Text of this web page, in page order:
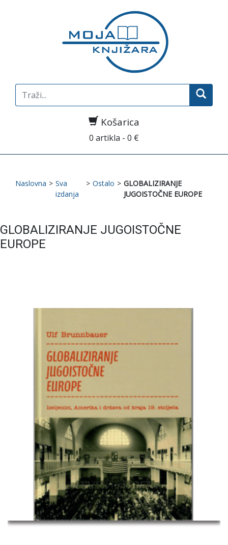
Search
for:
Košarica
0 artikla - 0 €
Naslovna > Sva
izdanja
> Ostalo > GLOBALIZIRANJE
JUGOISTOČNE EUROPE
GLOBALIZIRANJE JUGOISTOČNE
EUROPE